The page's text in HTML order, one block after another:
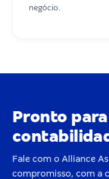
negócio.
Pronto
Fale com o Alliance
compromisso, com a